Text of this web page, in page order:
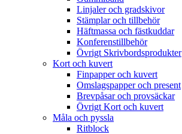
Linjaler och gradskivor
Stämplar och tillbehör
Häftmassa och fästkuddar
Konferenstillbehör
Övrigt Skrivbordsprodukter
Kort och kuvert
Finpapper och kuvert
Omslagspapper och present
Brevpåsar och provsäckar
Övrigt Kort och kuvert
Måla och pyssla
Ritblock